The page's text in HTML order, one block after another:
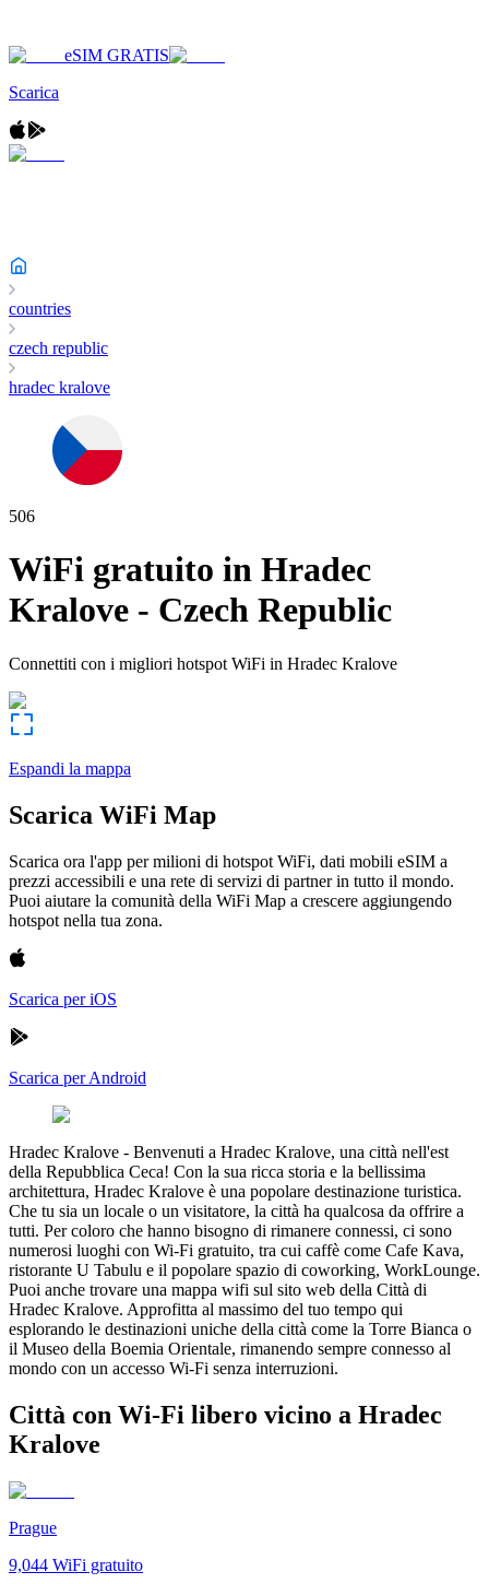
eSIM GRATIS
Scarica
countries
czech republic
hradec kralove
506
WiFi gratuito in Hradec
Kralove - Czech Republic
Connettiti con i migliori hotspot WiFi in Hradec Kralove
Espandi la mappa
Scarica WiFi Map
Scarica ora l'app per milioni di hotspot WiFi, dati mobili eSIM a
prezzi accessibili e una rete di servizi di partner in tutto il mondo.
Puoi aiutare la comunità della WiFi Map a crescere aggiungendo
hotspot nella tua zona.
Scarica per iOS
Scarica per Android
Hradec Kralove - Benvenuti a Hradec Kralove, una città nell'est
della Repubblica Ceca! Con la sua ricca storia e la bellissima
architettura, Hradec Kralove è una popolare destinazione turistica.
Che tu sia un locale o un visitatore, la città ha qualcosa da offrire a
tutti. Per coloro che hanno bisogno di rimanere connessi, ci sono
numerosi luoghi con Wi-Fi gratuito, tra cui caffè come Cafe Kava,
ristorante U Tabulu e il popolare spazio di coworking, WorkLounge.
Puoi anche trovare una mappa wifi sul sito web della Città di
Hradec Kralove. Approfitta al massimo del tuo tempo qui
esplorando le destinazioni uniche della città come la Torre Bianca o
il Museo della Boemia Orientale, rimanendo sempre connesso al
mondo con un accesso Wi-Fi senza interruzioni.
Città con Wi-Fi libero vicino a Hradec
Kralove
Prague
9,044 WiFi gratuito